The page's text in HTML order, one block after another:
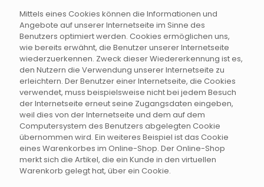
Mittels eines Cookies können die Informationen und
Angebote auf unserer Internetseite im Sinne des
Benutzers optimiert werden. Cookies ermöglichen uns,
wie bereits erwähnt, die Benutzer unserer Internetseite
wiederzuerkennen. Zweck dieser Wiedererkennung ist es,
den Nutzern die Verwendung unserer Internetseite zu
erleichtern. Der Benutzer einer Internetseite, die Cookies
verwendet, muss beispielsweise nicht bei jedem Besuch
der Internetseite erneut seine Zugangsdaten eingeben,
weil dies von der Internetseite und dem auf dem
Computersystem des Benutzers abgelegten Cookie
übernommen wird. Ein weiteres Beispiel ist das Cookie
eines Warenkorbes im Online-Shop. Der Online-Shop
merkt sich die Artikel, die ein Kunde in den virtuellen
Warenkorb gelegt hat, über ein Cookie.